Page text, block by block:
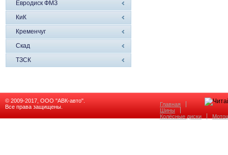
Евродиск ФМЗ
КиК
Кременчуг
Скад
ТЗСК
© 2009-2017, ООО "АВК-авто".
Все права защищены.
Главная
Шины
Колёсные диски